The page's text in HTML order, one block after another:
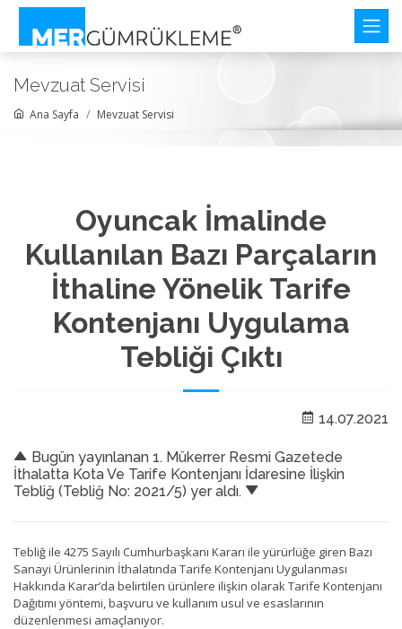
Mevzuat Servisi
Ana Sayfa Mevzuat Servisi
Oyuncak İmalinde
Kullanılan Bazı Parçaların
İthaline Yönelik Tarife
Kontenjanı Uygulama
Tebliği Çıktı
14.07.2021
Bugün yayınlanan 1. Mükerrer Resmi Gazetede
İthalatta Kota Ve Tarife Kontenjanı İdaresine İlişkin
Tebliğ (Tebliğ No: 2021/5) yer aldı.
Tebliğ ile 4275 Sayılı Cumhurbaşkanı Kararı ile yürürlüğe giren Bazı
Sanayi Ürünlerinin İthalatında Tarife Kontenjanı Uygulanması
Hakkında Karar’da belirtilen ürünlere ilişkin olarak Tarife Kontenjanı
Dağıtımı yöntemi, başvuru ve kullanım usul ve esaslarının
düzenlenmesi amaçlanıyor.